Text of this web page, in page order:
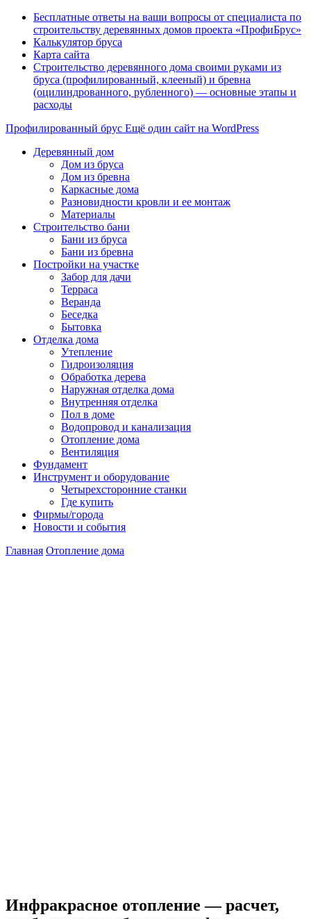
Бесплатные ответы на ваши вопросы от специалиста по
строительству деревянных домов проекта «ПрофиБрус»
Калькулятор бруса
Карта сайта
Строительство деревянного дома своими руками из
бруса (профилированный, клееный) и бревна
(оцилиндрованного, рубленного) — основные этапы и
расходы
Профилированный брус Ещё один сайт на WordPress
Деревянный дом
Дом из бруса
Дом из бревна
Каркасные дома
Разновидности кровли и ее монтаж
Материалы
Строительство бани
Бани из бруса
Бани из бревна
Постройки на участке
Забор для дачи
Терраса
Веранда
Беседка
Бытовка
Отделка дома
Утепление
Гидроизоляция
Обработка дерева
Наружная отделка дома
Внутренняя отделка
Пол в доме
Водопровод и канализация
Отопление дома
Вентиляция
Фундамент
Инструмент и оборудование
Четырехсторонние станки
Где купить
Фирмы/города
Новости и события
Главная Отопление дома
Инфракрасное отопление — расчет,